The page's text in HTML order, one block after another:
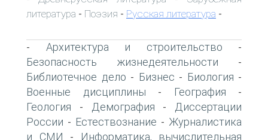
литература - Поэзия - Русская литература -
- Архитектура и строительство -
Безопасность жизнедеятельности -
Библиотечное дело - Бизнес - Биология -
Военные дисциплины - География -
Геология - Демография -
Диссертации
России - Естествознание - Журналистика
и СМИ -
Информатика, вычислительная